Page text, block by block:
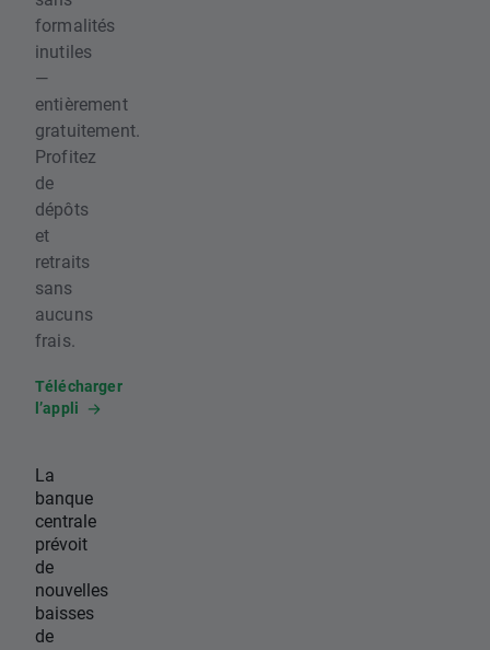
formalités
inutiles
—
entièrement
gratuitement.
Profitez
de
dépôts
et
retraits
sans
aucuns
frais.
Télécharger
l’appli
La
banque
centrale
prévoit
de
nouvelles
baisses
de